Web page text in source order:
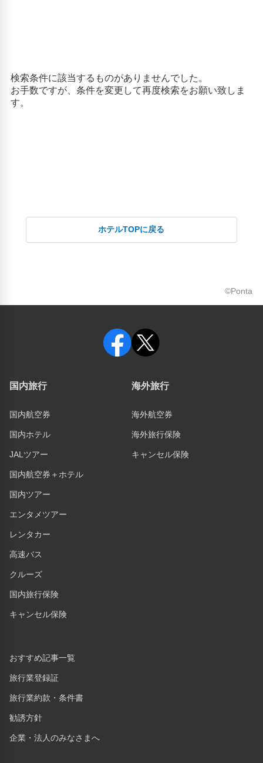
ホテルTOPに戻る
©Ponta
国内旅行
国内航空券
国内ホテル
JALツアー
国内航空券＋ホテル
国内ツアー
エンタメツアー
レンタカー
高速バス
クルーズ
国内旅行保険
キャンセル保険
海外旅行
海外航空券
海外旅行保険
キャンセル保険
おすすめ記事一覧
旅行業登録証
旅行業約款・条件書
勧誘方針
企業・法人のみなさまへ